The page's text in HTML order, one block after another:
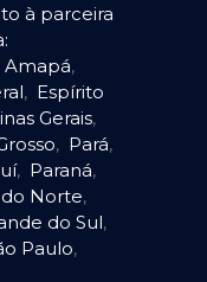
à parceira
Amapá,
, Espírito
Gerais,
, Pará,
, Paraná,
do Norte,
do Sul,
Paulo,